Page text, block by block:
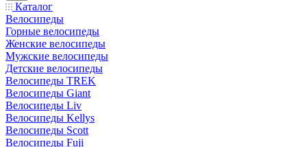
Каталог
Велосипеды
Горные велосипеды
Женские велосипеды
Мужские велосипеды
Детские велосипеды
Велосипеды TREK
Велосипеды Giant
Велосипеды Liv
Велосипеды Kellys
Велосипеды Scott
Велосипеды Fuji